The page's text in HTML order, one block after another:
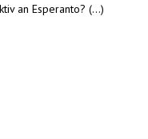
an Esperanto? (...)